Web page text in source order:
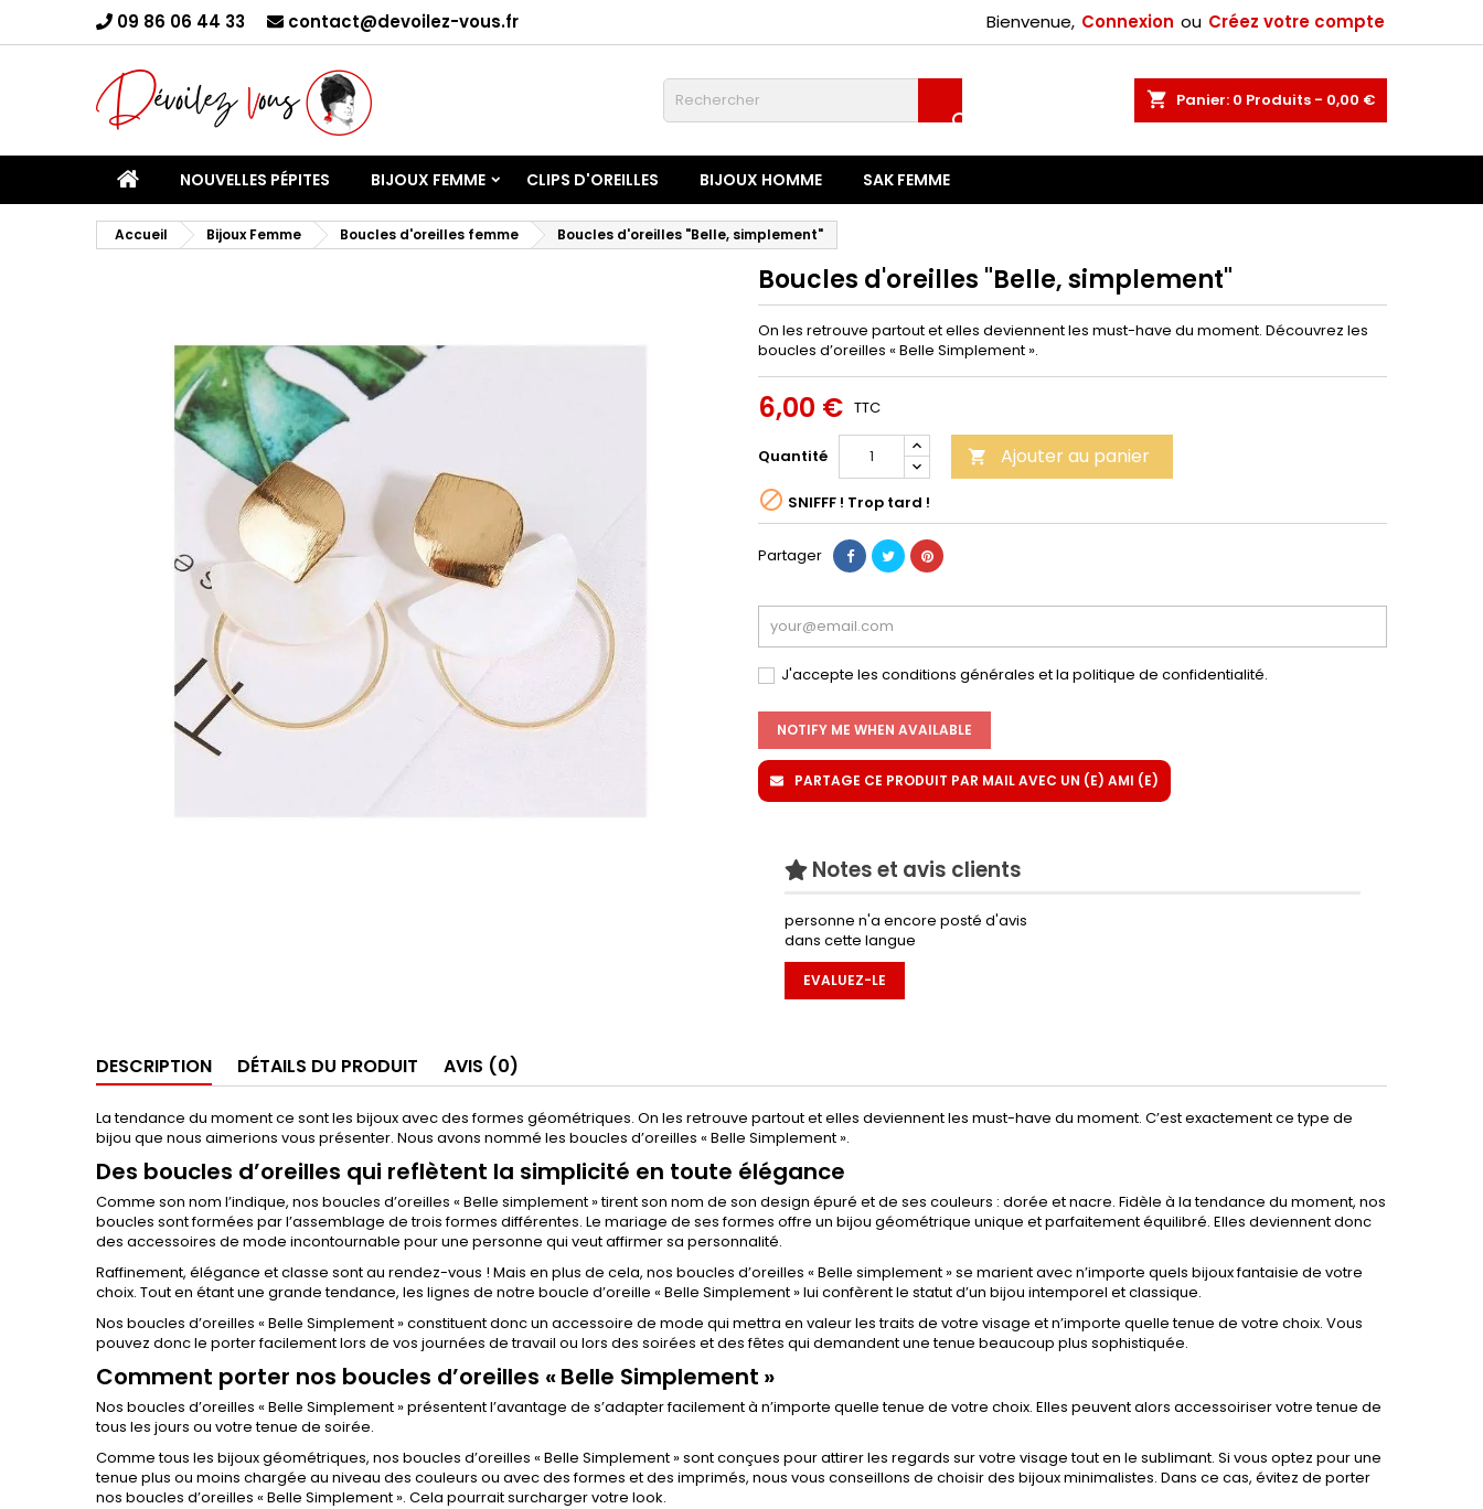
09 86 06 44 33 contact@devoilez-vous.fr Bienvenue, Connexion ou Créez votre compte
shopping_cart Panier: 0 Produits - 0,00 €

NOUVELLES PÉPITES BIJOUX FEMME CLIPS D'OREILLES BIJOUX HOMME SAK FEMME
Accueil Bijoux Femme Boucles d'oreilles femme Boucles d'oreilles "Belle, simplement"
Boucles d'oreilles "Belle, simplement"
On les retrouve partout et elles deviennent les must-have du moment. Découvrez les
boucles d’oreilles « Belle Simplement ».
6,00 € TTC
Quantité  Ajouter au panier
 SNIFFF ! Trop tard !
Partager
J'accepte les conditions générales et la politique de confidentialité.
NOTIFY ME WHEN AVAILABLE
PARTAGE CE PRODUIT PAR MAIL AVEC UN (E) AMI (E)
Notes et avis clients
personne n'a encore posté d'avis
dans cette langue
EVALUEZ-LE
DESCRIPTION DÉTAILS DU PRODUIT AVIS (0)
La tendance du moment ce sont les bijoux avec des formes géométriques. On les retrouve partout et elles deviennent les must-have du moment. C’est exactement ce type de
bijou que nous aimerions vous présenter. Nous avons nommé les boucles d’oreilles « Belle Simplement ».
Des boucles d’oreilles qui reflètent la simplicité en toute élégance
Comme son nom l’indique, nos boucles d’oreilles « Belle simplement » tirent son nom de son design épuré et de ses couleurs : dorée et nacre. Fidèle à la tendance du moment, nos
boucles sont formées par l’assemblage de trois formes différentes. Le mariage de ses formes offre un bijou géométrique unique et parfaitement équilibré. Elles deviennent donc
des accessoires de mode incontournable pour une personne qui veut affirmer sa personnalité.
Raffinement, élégance et classe sont au rendez-vous ! Mais en plus de cela, nos boucles d’oreilles « Belle simplement » se marient avec n’importe quels bijoux fantaisie de votre
choix. Tout en étant une grande tendance, les lignes de notre boucle d’oreille « Belle Simplement » lui confèrent le statut d’un bijou intemporel et classique.
Nos boucles d’oreilles « Belle Simplement » constituent donc un accessoire de mode qui mettra en valeur les traits de votre visage et n’importe quelle tenue de votre choix. Vous
pouvez donc le porter facilement lors de vos journées de travail ou lors des soirées et des fêtes qui demandent une tenue beaucoup plus sophistiquée.
Comment porter nos boucles d’oreilles « Belle Simplement »
Nos boucles d’oreilles « Belle Simplement » présentent l’avantage de s’adapter facilement à n’importe quelle tenue de votre choix. Elles peuvent alors accessoiriser votre tenue de
tous les jours ou votre tenue de soirée.
Comme tous les bijoux géométriques, nos boucles d’oreilles « Belle Simplement » sont conçues pour attirer les regards sur votre visage tout en le sublimant. Si vous optez pour une
tenue plus ou moins chargée au niveau des couleurs ou avec des formes et des imprimés, nous vous conseillons de choisir des bijoux minimalistes. Dans ce cas, évitez de porter
nos boucles d’oreilles « Belle Simplement ». Cela pourrait surcharger votre look.
×
You need to be logged in to save products in your wish list.
Annuler